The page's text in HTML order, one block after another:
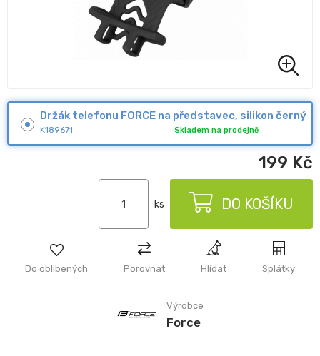
Výrobce
Force
Do oblibených Porovnat Hlídat Splátky
Držák telefonu FORCE na představec, silikon černý
K189671 Skladem na prodejně
199 Kč
ks DO KOŠÍKU